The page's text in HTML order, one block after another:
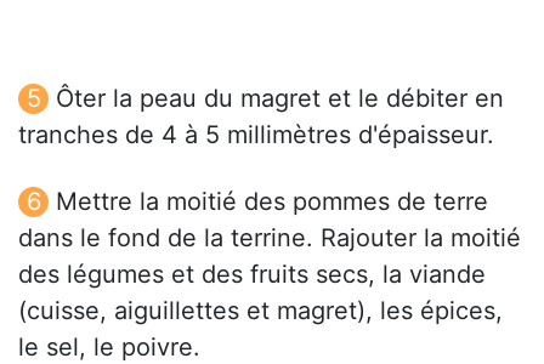
Ôter la peau du magret et le débiter en
tranches de 4 à 5 millimètres d'épaisseur.
Mettre la moitié des pommes de terre
dans le fond de la terrine. Rajouter la moitié
des légumes et des fruits secs, la viande
(cuisse, aiguillettes et magret), les épices,
le sel, le poivre.